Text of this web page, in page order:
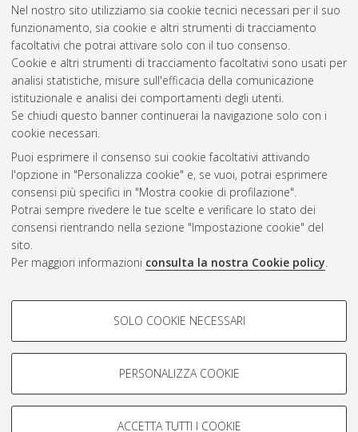
Nel nostro sito utilizziamo sia cookie tecnici necessari per il suo
funzionamento, sia cookie e altri strumenti di tracciamento
facoltativi che potrai attivare solo con il tuo consenso.
Cookie e altri strumenti di tracciamento facoltativi sono usati per
analisi statistiche, misure sull'efficacia della comunicazione
istituzionale e analisi dei comportamenti degli utenti.
Se chiudi questo banner continuerai la navigazione solo con i
cookie necessari.
Puoi esprimere il consenso sui cookie facoltativi attivando
l'opzione in "Personalizza cookie" e, se vuoi, potrai esprimere
consensi più specifici in "Mostra cookie di profilazione".
Potrai sempre rivedere le tue scelte e verificare lo stato dei
consensi rientrando nella sezione "Impostazione cookie" del
sito.
Per maggiori informazioni consulta la nostra Cookie policy.
COOKIE DI PROFILAZIONE -
Si tratta di cookie utilizzati per analizzare le caratteristiche della
navigazione degli utenti, creare profili in base al loro comportamento
Mostra cookie di profilazione
SOLO COOKIE NECESSARI
PERSONALIZZA COOKIE
ACCETTA TUTTI I COOKIE
Abstract
Altri metadati
Gestione del documento:
Atom
Rss 1.0
Rss 2.0
AMS Laurea
Impostazioni Cookie
Informativa sulla privacy
Condizioni d’uso del sito